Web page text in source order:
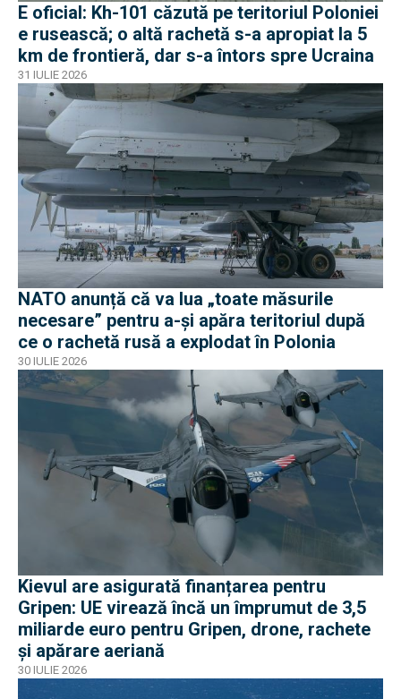
E oficial: Kh-101 căzută pe teritoriul Poloniei
e rusească; o altă rachetă s-a apropiat la 5
km de frontieră, dar s-a întors spre Ucraina
31 IULIE 2026
NATO anunță că va lua „toate măsurile
necesare” pentru a-și apăra teritoriul după
ce o rachetă rusă a explodat în Polonia
30 IULIE 2026
Kievul are asigurată finanțarea pentru
Gripen: UE virează încă un împrumut de 3,5
miliarde euro pentru Gripen, drone, rachete
și apărare aeriană
30 IULIE 2026